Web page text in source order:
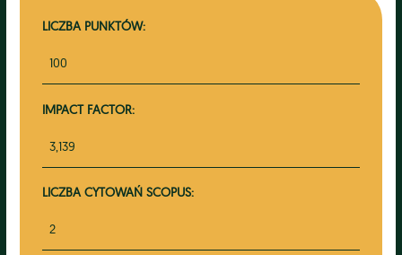
LICZBA PUNKTÓW:
100
IMPACT FACTOR:
3,139
LICZBA CYTOWAŃ SCOPUS:
2